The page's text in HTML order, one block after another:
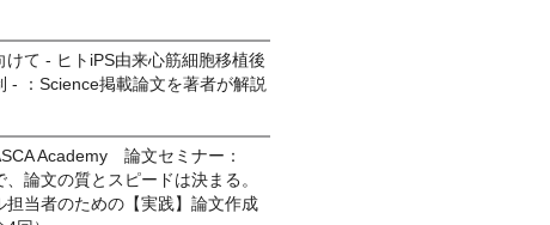
て - ヒトiPS由来心筋細胞移植後
- ：Science掲載論文を著者が解説
Academy 論文セミナー：
、論文の質とスピードは決まる。
担当者のための【実践】論文作成